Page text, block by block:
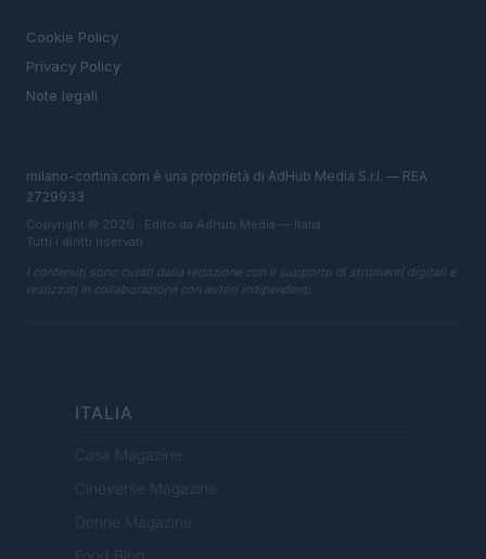
Cookie Policy
Privacy Policy
Note legali
milano-cortina.com è una proprietà di AdHub Media S.r.l. — REA
2729933
Copyright © 2026 · Edito da AdHub Media — Italia
Tutti i diritti riservati
I contenuti sono curati dalla redazione con il supporto di strumenti digitali e
realizzati in collaborazione con autori indipendenti.
ITALIA
Casa Magazine
Cineverse Magazine
Donne Magazine